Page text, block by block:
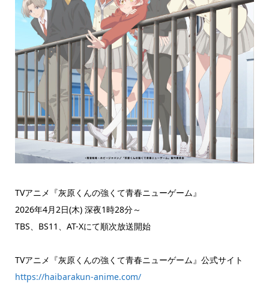
TVアニメ『灰原くんの強くて青春ニューゲーム』
2026年4月2日(木) 深夜1時28分～
TBS、BS11、AT-Xにて順次放送開始
TVアニメ『灰原くんの強くて青春ニューゲーム』公式サイト
https://haibarakun-anime.com/